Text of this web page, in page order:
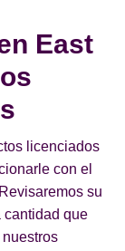
East
licenciados
con el
su
cantidad que